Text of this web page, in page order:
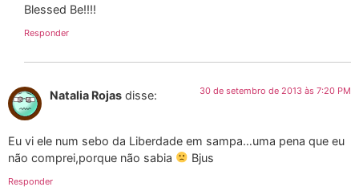
Blessed Be!!!!
Responder
Natalia Rojas disse: 30 de setembro de 2013 às 7:20 PM
Eu vi ele num sebo da Liberdade em sampa…uma pena que eu
não comprei,porque não sabia
Bjus
Responder